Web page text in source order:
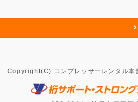
Copyright(C) コンプレッサーレンタル